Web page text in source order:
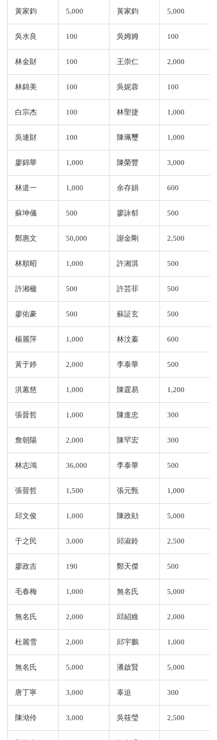
黃家鈞 5,000 黃家鈞 5,000
吳水良 100 吳姆姆 100
林金財 100 王崇仁 2,000
林錦美 100 吳妮蓉 100
白宗杰 100 林聖捷 1,000
吳連財 100 陳珮璽 1,000
廖錦華 1,000 陳榮豐 3,000
林道一 1,000 余存娟 600
蘇坤儀 500 廖詠郁 500
鄭惠文 50,000 謝金剛 2,500
林順昭 1,000 許湘淇 500
許湘楹 500 許芸菲 500
廖佑豪 500 蘇証玄 500
楊麗萍 1,000 林汶蓁 600
黃于婷 2,000 李泰華 500
洪蕙慈 1,000 陳霆易 1,200
張晉哲 1,000 陳進忠 300
詹朝陽 2,000 陳罕宏 300
林志鴻 36,000 李泰華 500
張晉哲 1,500 張元甄 1,000
邱文俊 1,000 陳政勛 5,000
于之民 3,000 邱淑鈴 2,500
廖政吉 190 鄭天傑 500
毛春梅 1,000 無名氏 5,000
無名氏 2,000 邱紹維 2,000
杜麗雪 2,000 邱宇鵬 1,000
無名氏 5,000 潘啟賢 5,000
唐丁寧 3,000 辜迫 300
陳泑伶 3,000 吳筱瑩 2,500